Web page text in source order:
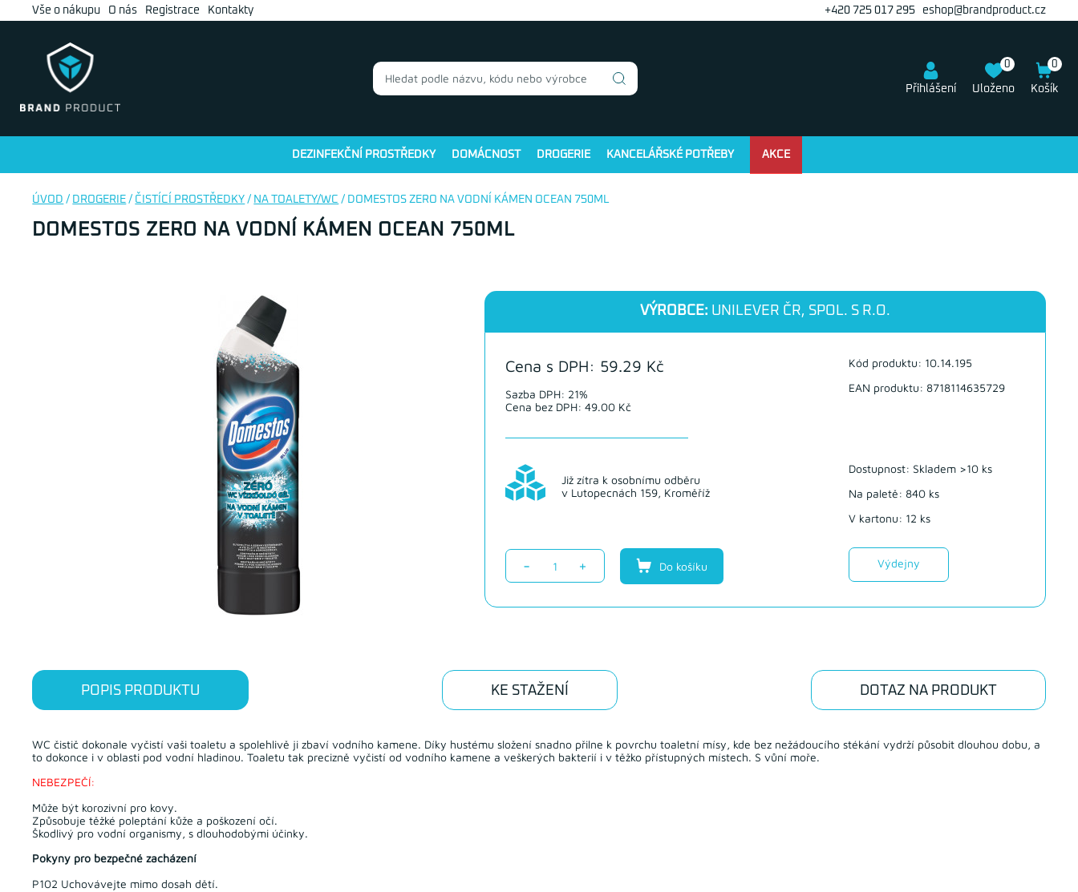
Vše o nákupu O nás Registrace Kontakty +420 725 017 295 eshop@brandproduct.cz
Přihlášení Uloženo
0 0
Košík
DEZINFEKČNÍ PROSTŘEDKY DOMÁCNOST DROGERIE KANCELÁŘSKÉ POTŘEBY AKCE
ÚVOD / DROGERIE / ČISTÍCÍ PROSTŘEDKY / NA TOALETY/WC / DOMESTOS ZERO NA VODNÍ KÁMEN OCEAN 750ML
DOMESTOS ZERO NA VODNÍ KÁMEN OCEAN 750ML
VÝROBCE: UNILEVER ČR, SPOL. S R.O.
Cena s DPH: 59.29 Kč
Sazba DPH: 21%
Cena bez DPH: 49.00 Kč
Kód produktu: 10.14.195
EAN produktu: 8718114635729
Již zítra k osobnímu odběru
v Lutopecnách 159, Kroměříž
Dostupnost: Skladem >10 ks
Na paletě: 840 ks
V kartonu: 12 ks
- + Do košíku Výdejny
POPIS PRODUKTU KE STAŽENÍ DOTAZ NA PRODUKT
WC čistič dokonale vyčistí vaši toaletu a spolehlivě ji zbaví vodního kamene. Díky hustému složení snadno přilne k povrchu toaletní mísy, kde bez nežádoucího stékání vydrží působit dlouhou dobu, a
to dokonce i v oblasti pod vodní hladinou. Toaletu tak precizně vyčistí od vodního kamene a veškerých bakterií i v těžko přístupných místech. S vůní moře.
NEBEZPEČÍ:
Může být korozivní pro kovy.
Způsobuje těžké poleptání kůže a poškození očí.
Škodlivý pro vodní organismy, s dlouhodobými účinky.
Pokyny pro bezpečné zacházení
P102 Uchovávejte mimo dosah dětí.